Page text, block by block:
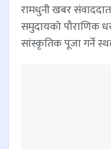
रामधुनी खबर
समुदायको पौराणिक
सांस्कृतिक पूजा गर्ने